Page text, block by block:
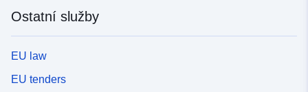
Ostatní služby
EU law
EU tenders